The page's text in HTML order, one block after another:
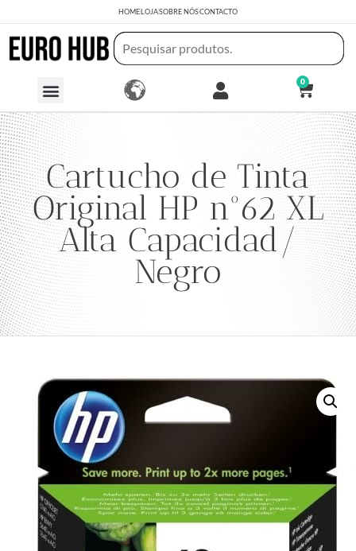
HOMELOJASOBRE NÓSCONTACTO
0
Cartucho de Tinta
Original HP nº62 XL
Alta Capacidad/
Negro